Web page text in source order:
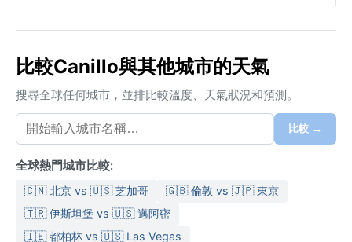
比較Canillo與其他城市的天氣
搜尋全球任何城市，並排比較溫度、天氣狀況和預測。
比較 →
全球熱門城市比較:
🇨🇳 北京 vs 🇺🇸 芝加哥
🇬🇧 倫敦 vs 🇯🇵 東京
🇹🇷 伊斯坦堡 vs 🇺🇸 邁阿密
🇮🇪 都柏林 vs 🇺🇸 Las Vegas